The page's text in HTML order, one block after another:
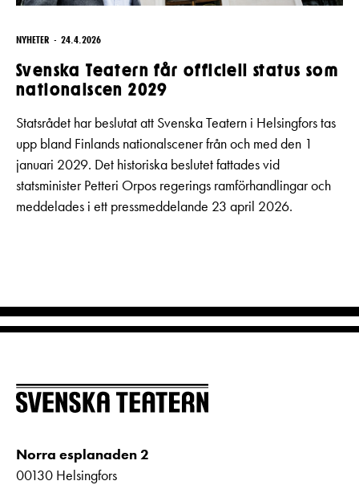
NYHETER 24.4.2026
Svenska Teatern får officiell status som
nationalscen 2029
Statsrådet har beslutat att Svenska Teatern i Helsingfors tas
upp bland Finlands nationalscener från och med den 1
januari 2029. Det historiska beslutet fattades vid
statsminister Petteri Orpos regerings ramförhandlingar och
meddelades i ett pressmeddelande 23 april 2026.
Norra esplanaden 2
00130 Helsingfors